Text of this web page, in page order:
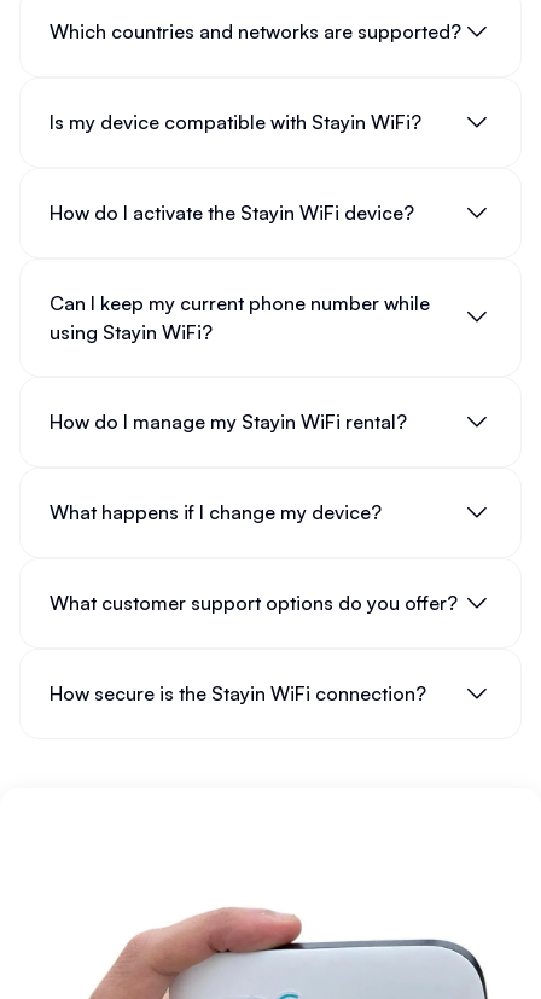
Which countries and networks are supported?
Is my device compatible with Stayin WiFi?
How do I activate the Stayin WiFi device?
Can I keep my current phone number while
using Stayin WiFi?
How do I manage my Stayin WiFi rental?
What happens if I change my device?
What customer support options do you offer?
How secure is the Stayin WiFi connection?